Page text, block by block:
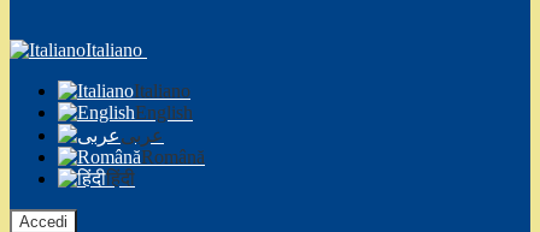
Italiano
Italiano
English
عربى
Română
हिंदी
Accedi